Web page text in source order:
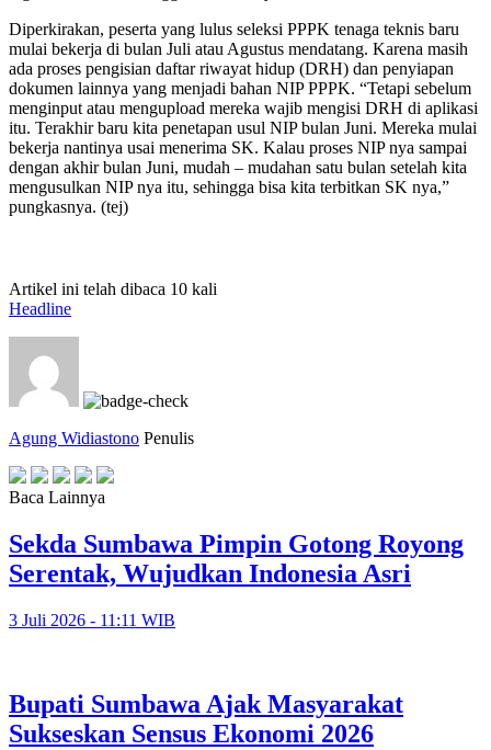
Diperkirakan, peserta yang lulus seleksi PPPK tenaga teknis baru
mulai bekerja di bulan Juli atau Agustus mendatang. Karena masih
ada proses pengisian daftar riwayat hidup (DRH) dan penyiapan
dokumen lainnya yang menjadi bahan NIP PPPK. “Tetapi sebelum
menginput atau mengupload mereka wajib mengisi DRH di aplikasi
itu. Terakhir baru kita penetapan usul NIP bulan Juni. Mereka mulai
bekerja nantinya usai menerima SK. Kalau proses NIP nya sampai
dengan akhir bulan Juni, mudah – mudahan satu bulan setelah kita
mengusulkan NIP nya itu, sehingga bisa kita terbitkan SK nya,”
pungkasnya. (tej)
Artikel ini telah dibaca 10 kali
Headline
Agung Widiastono Penulis
Baca Lainnya
Sekda Sumbawa Pimpin Gotong Royong
Serentak, Wujudkan Indonesia Asri
3 Juli 2026 - 11:11 WIB
Bupati Sumbawa Ajak Masyarakat
Sukseskan Sensus Ekonomi 2026